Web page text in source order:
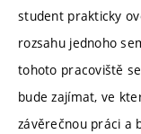
student prakticky
rozsahu jednoho
tohoto pracoviště
bude zajímat, ve
závěrečnou práci a